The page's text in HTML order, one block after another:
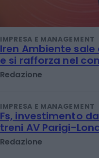
IMPRESA E MANAGEMENT
Iren Ambiente sale
e si rafforza nel
Redazione
IMPRESA E MANAGEMENT
Fs, investimento
treni AV Parigi-
Redazione